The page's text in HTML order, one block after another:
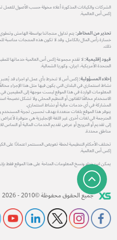
الشركات والكيانات المذكورة أعلاه مخولة حسب الأصول للعمل
إكس أس العالمية.
تحذير من المخاطر:يتم تداول منتجاتنا بواسطة الهامش
خسارة رأس المال بالكامل. وقد لا تكون هذه المنتجات مناسبة
ذلك.
قيود إقليمية:لا تقدم مجموعة إكس أس العالمية خدماتها
المتحدة الأمريكية، ايران، وكوريا الشمالية.
إخلاء المسؤولية:إكس أس لا تنخرط بأي عمل او اجراء قد
نشاط استثماري في البلدان التي يكون فيها مثل هذا الإجراء
المعلومات الواردة في هذا الموقع ليست موجهة إلى المقيمين في
الاستخدام مخالفًا للقانون أو التنظيم المحلي ولا تشكل نصيحة
المشاركة في أي خدمات مالية أو نشاط استثماري.
يتوفر هذا الموقع بلغات متعددة بهدف تحسين تجربة
المترجمة الي لغات أخرى غير اللغة الإنجليزية هي متوفرة
إلى تقديم أو الترويج أو عرض تقديم الخدمات المالية أو التماس
مناطق محددة.
تختلف الأحكام التنظيمية لخطة تعويض المستثمر اعتمادًا على
إكس أس العالمية.
يمكن استخدام ونسخ المعلومات المتاحة على هذا الموقع
جميع الحقوق محفوظة ©2010 - 2026